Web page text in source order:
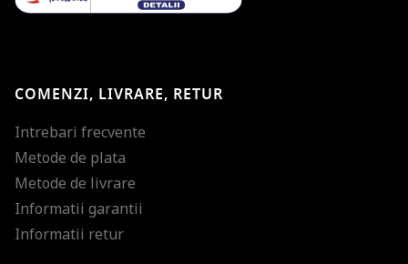
COMENZI, LIVRARE, RETUR
Intrebari frecvente
Metode de plata
Metode de livrare
Informatii garantii
Informatii retur